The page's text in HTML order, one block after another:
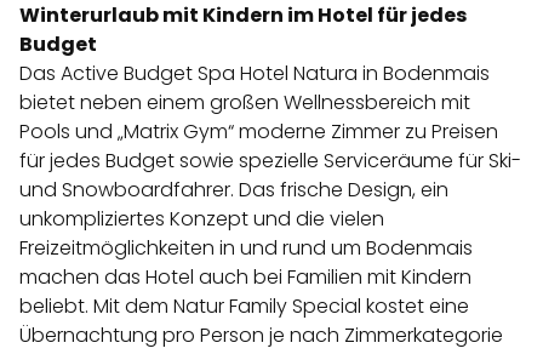
Winterurlaub mit Kindern im Hotel für jedes
Budget
Das Active Budget Spa Hotel Natura in Bodenmais
bietet neben einem großen Wellnessbereich mit
Pools und „Matrix Gym“ moderne Zimmer zu Preisen
für jedes Budget sowie spezielle Serviceräume für Ski-
und Snowboardfahrer. Das frische Design, ein
unkompliziertes Konzept und die vielen
Freizeitmöglichkeiten in und rund um Bodenmais
machen das Hotel auch bei Familien mit Kindern
beliebt. Mit dem Natur Family Special kostet eine
Übernachtung pro Person je nach Zimmerkategorie